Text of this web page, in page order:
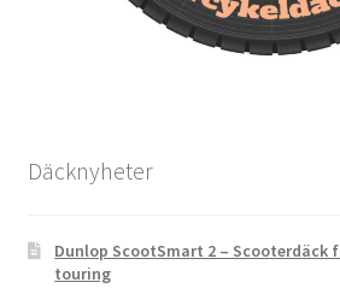
Däcknyheter
Dunlop ScootSmart 2 – Scooterdäck
touring